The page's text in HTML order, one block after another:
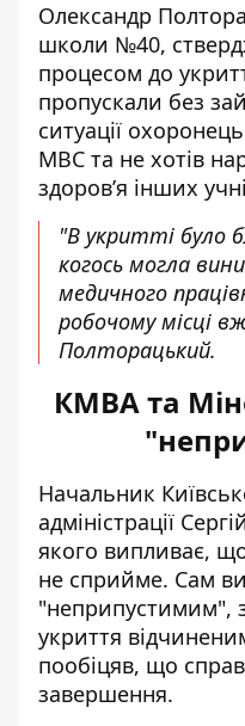
Олександр
школи №40,
процесом до
пропускали без
ситуації
МВС та не хотів
здоров’я інших
"В укритті було
когось могла
медичного
робочому місці
Полторацький.
КМВА та
Начальник
адміністрації
якого випливає,
не сприйме. Сам
"неприпустимим",
укриття
пообіцяв, що
завершення.